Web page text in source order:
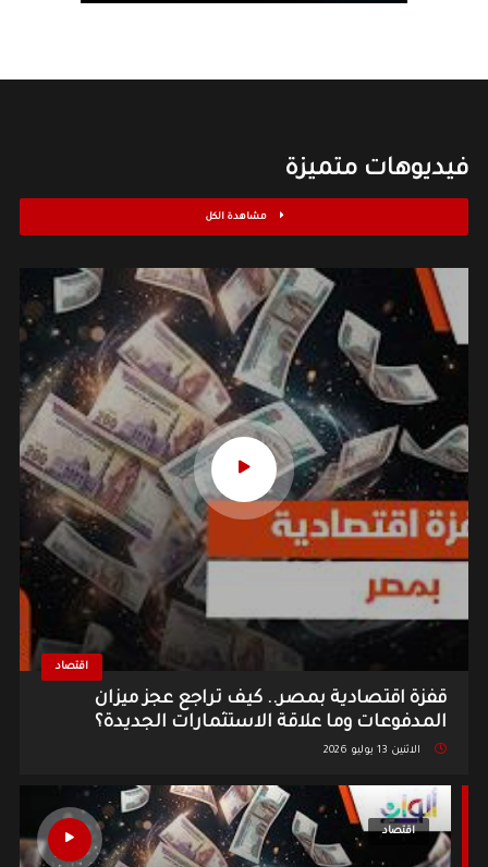
فيديوهات متميزة
مشاهدة الكل
قفزة اقتصادية بمصر.. كيف تراجع عجز ميزان
المدفوعات وما علاقة الاستثمارات الجديدة؟
الاثنين 13 يوليو 2026
اقتصاد
اقتصاد